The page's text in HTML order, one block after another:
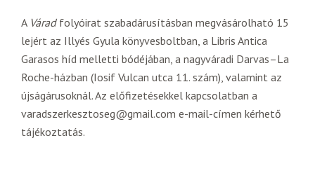
A Váradfolyóirat szabadárusításban megvásárolható 15
lejért az Illyés Gyula könyvesboltban, a Libris Antica
Garasos híd melletti bódéjában, a nagyváradi Darvas–La
Roche-házban (Iosif Vulcan utca 11. szám), valamint az
újságárusoknál. Az előfizetésekkel kapcsolatban a
varadszerkesztoseg@gmail.com e-mail-címen kérhető
tájékoztatás.